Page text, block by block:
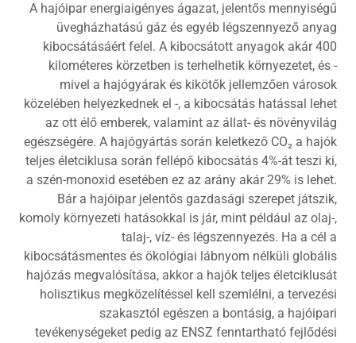
A hajóipar energiaigényes ágazat, jelentős mennyiségű
üvegházhatású gáz és egyéb légszennyező anyag
kibocsátásáért felel. A kibocsátott anyagok akár 400
kilométeres körzetben is terhelhetik környezetet, és -
mivel a hajógyárak és kikötők jellemzően városok
közelében helyezkednek el -, a kibocsátás hatással lehet
az ott élő emberek, valamint az állat- és növényvilág
egészségére. A hajógyártás során keletkező CO₂ a hajók
teljes életciklusa során fellépő kibocsátás 4%-át teszi ki,
a szén-monoxid esetében ez az arány akár 29% is lehet.
Bár a hajóipar jelentős gazdasági szerepet játszik,
komoly környezeti hatásokkal is jár, mint például az olaj-,
talaj-, víz- és légszennyezés. Ha a cél a
kibocsátásmentes és ökológiai lábnyom nélküli globális
hajózás megvalósítása, akkor a hajók teljes életciklusát
holisztikus megközelítéssel kell szemlélni, a tervezési
szakasztól egészen a bontásig, a hajóipari
tevékenységeket pedig az ENSZ fenntartható fejlődési